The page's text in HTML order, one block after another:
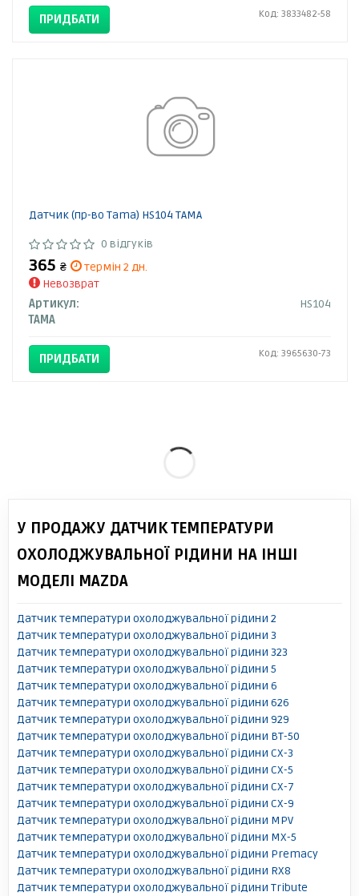
ПРИДБАТИ Код: 3833482-58
Датчик (пр-во Tama) HS104 TAMA
0 відгуків
365 ₴
термін 2 дн.
Невозврат
Артикул:
HS104
TAMA
ПРИДБАТИ Код: 3965630-73
У ПРОДАЖУ ДАТЧИК ТЕМПЕРАТУРИ
ОХОЛОДЖУВАЛЬНОЇ РІДИНИ НА ІНШІ
МОДЕЛІ MAZDA
Датчик температури охолоджувальної рідини 2
Датчик температури охолоджувальної рідини 3
Датчик температури охолоджувальної рідини 323
Датчик температури охолоджувальної рідини 5
Датчик температури охолоджувальної рідини 6
Датчик температури охолоджувальної рідини 626
Датчик температури охолоджувальної рідини 929
Датчик температури охолоджувальної рідини BT-50
Датчик температури охолоджувальної рідини CX-3
Датчик температури охолоджувальної рідини CX-5
Датчик температури охолоджувальної рідини CX-7
Датчик температури охолоджувальної рідини CX-9
Датчик температури охолоджувальної рідини MPV
Датчик температури охолоджувальної рідини MX-5
Датчик температури охолоджувальної рідини Premacy
Датчик температури охолоджувальної рідини RX8
Датчик температури охолоджувальної рідини Tribute